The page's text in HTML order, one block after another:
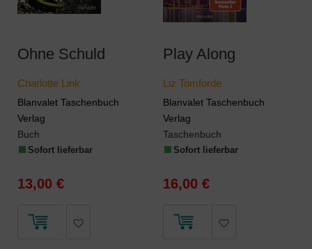
Ohne Schuld
Charlotte Link
Blanvalet Taschenbuch
Verlag
Buch
Sofort lieferbar
13,00 €
Play Along
Liz Tomforde
Blanvalet Taschenbuch
Verlag
Taschenbuch
Sofort lieferbar
16,00 €